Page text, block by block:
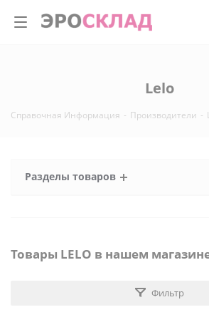
Lelo
Справочная Информация - Производители -
Разделы товаров
Товары LELO в нашем
Фильтр